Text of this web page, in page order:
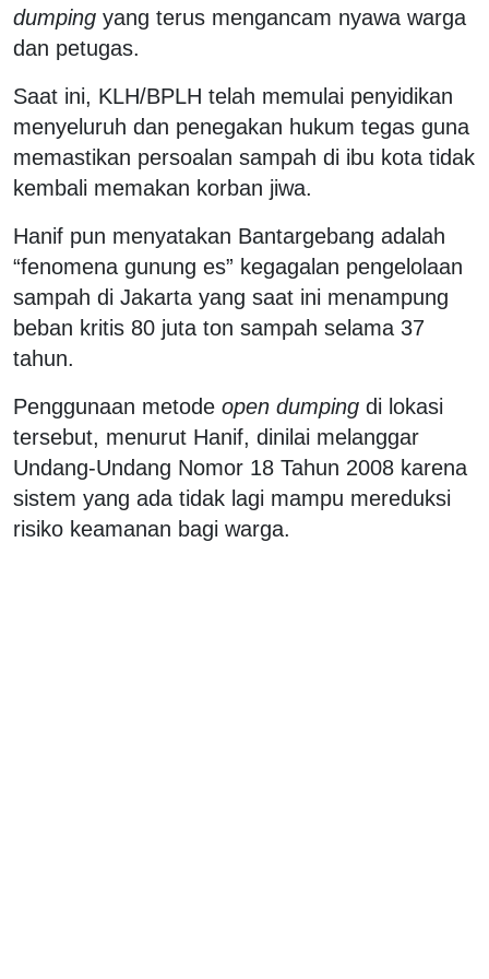
dumping yang terus mengancam nyawa warga
dan petugas.
Saat ini, KLH/BPLH telah memulai penyidikan
menyeluruh dan penegakan hukum tegas guna
memastikan persoalan sampah di ibu kota tidak
kembali memakan korban jiwa.
Hanif pun menyatakan Bantargebang adalah
“fenomena gunung es” kegagalan pengelolaan
sampah di Jakarta yang saat ini menampung
beban kritis 80 juta ton sampah selama 37
tahun.
Penggunaan metode open dumping di lokasi
tersebut, menurut Hanif, dinilai melanggar
Undang-Undang Nomor 18 Tahun 2008 karena
sistem yang ada tidak lagi mampu mereduksi
risiko keamanan bagi warga.